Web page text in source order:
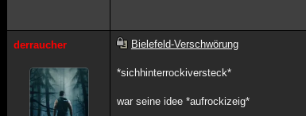
derraucher Bielefeld-Verschwörung
*sichhinterrockiversteck*
war seine idee *aufrockizeig*